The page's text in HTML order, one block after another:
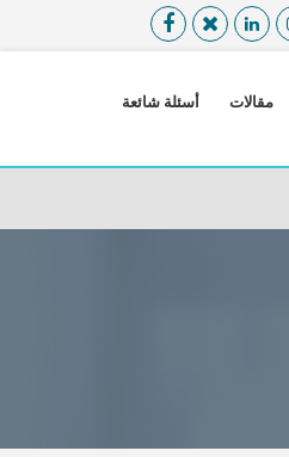
X
مقالات أسئلة شائعة